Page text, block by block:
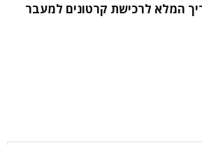
המלא לרכישת קרטונים למעבר